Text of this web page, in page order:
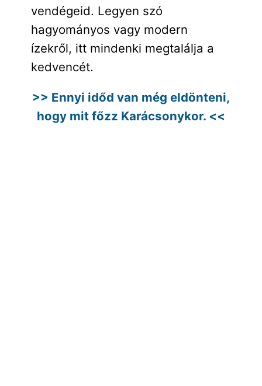
vendégeid. Legyen szó
hagyományos vagy modern
ízekről, itt mindenki megtalálja a
kedvencét.
>> Ennyi időd van még eldönteni,
hogy mit főzz Karácsonykor. <<